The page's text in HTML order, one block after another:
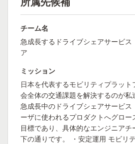
チーム名
急成長するドライブシェアサービス
ア
ミッション
日本を代表するモビリティプラッ
会全体の交通課題を解決するのが私
急成長中のドライブシェアサービ
ーザに使われるプロダクトへグロ
目標であり、具体的なエンジニア
下の通りです。 ・安定運用 モビリ